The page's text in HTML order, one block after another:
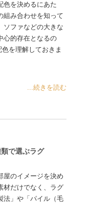
色を決めるにあた
組み合わせを知って
ソファなどの大きな
心的存在となるの
を理解しておきま
...続きを読む
で選ぶラグ
屋のイメージを決め
材だけでなく、ラグ
法」や「パイル（毛